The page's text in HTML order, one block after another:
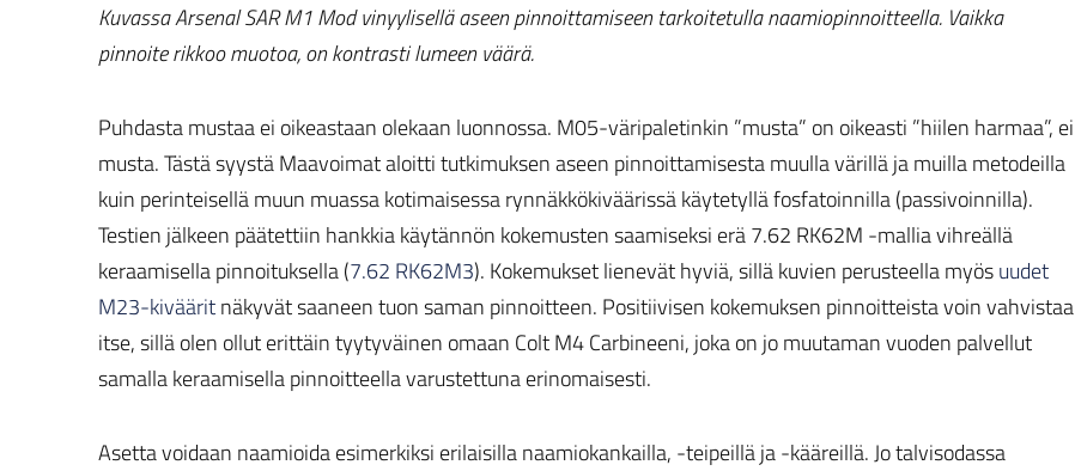
Kuvassa Arsenal SAR M1 Mod vinyylisellä aseen pinnoittamiseen tarkoitetulla naamiopinnoitteella. Vaikka
pinnoite rikkoo muotoa, on kontrasti lumeen väärä.
Puhdasta mustaa ei oikeastaan olekaan luonnossa. M05-väripaletinkin ”musta” on oikeasti ”hiilen harmaa”, ei
musta. Tästä syystä Maavoimat aloitti tutkimuksen aseen pinnoittamisesta muulla värillä ja muilla metodeilla
kuin perinteisellä muun muassa kotimaisessa rynnäkkökiväärissä käytetyllä fosfatoinnilla (passivoinnilla).
Testien jälkeen päätettiin hankkia käytännön kokemusten saamiseksi erä 7.62 RK62M -mallia vihreällä
keraamisella pinnoituksella (7.62 RK62M3). Kokemukset lienevät hyviä, sillä kuvien perusteella myösuudet
M23-kivääritnäkyvät saaneen tuon saman pinnoitteen. Positiivisen kokemuksen pinnoitteista voin vahvistaa
itse, sillä olen ollut erittäin tyytyväinen omaan Colt M4 Carbineeni, joka on jo muutaman vuoden palvellut
samalla keraamisella pinnoitteella varustettuna erinomaisesti.
Asetta voidaan naamioida esimerkiksi erilaisilla naamiokankailla, -teipeillä ja -kääreillä. Jo talvisodassa